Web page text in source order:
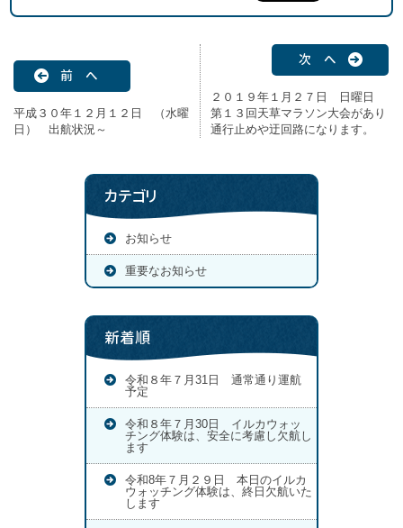
前 へ
平成３０年１２月１２日 （水曜
日） 出航状況～
次 へ
２０１９年１月２７日 日曜日
第１３回天草マラソン大会があり
通行止めや迂回路になります。
カテゴリ
お知らせ
重要なお知らせ
新着順
令和８年７月31日 通常通り運航
予定
令和８年７月30日 イルカウォッ
チング体験は、安全に考慮し欠航し
ます
令和8年７月２９日 本日のイルカ
ウォッチング体験は、終日欠航いた
します